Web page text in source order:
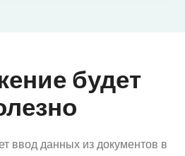
будет
ввод данных из документов в